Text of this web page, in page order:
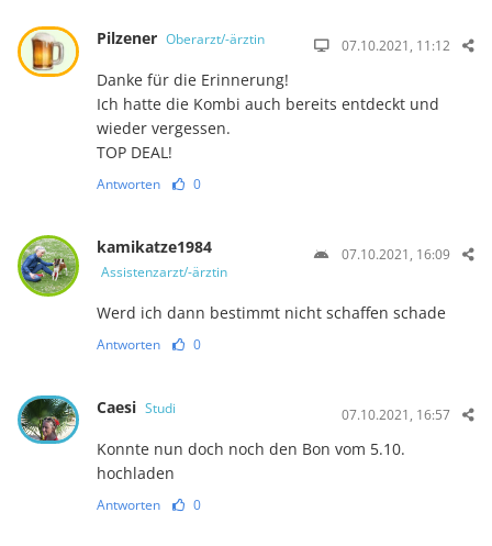
Pilzener Oberarzt/-ärztin 07.10.2021, 11:12
Danke für die Erinnerung!
Ich hatte die Kombi auch bereits entdeckt und
wieder vergessen.
TOP DEAL!
Antworten 0
kamikatze1984
Assistenzarzt/-ärztin
07.10.2021, 16:09
Werd ich dann bestimmt nicht schaffen schade
Antworten 0
Caesi Studi 07.10.2021, 16:57
Konnte nun doch noch den Bon vom 5.10.
hochladen
Antworten 0